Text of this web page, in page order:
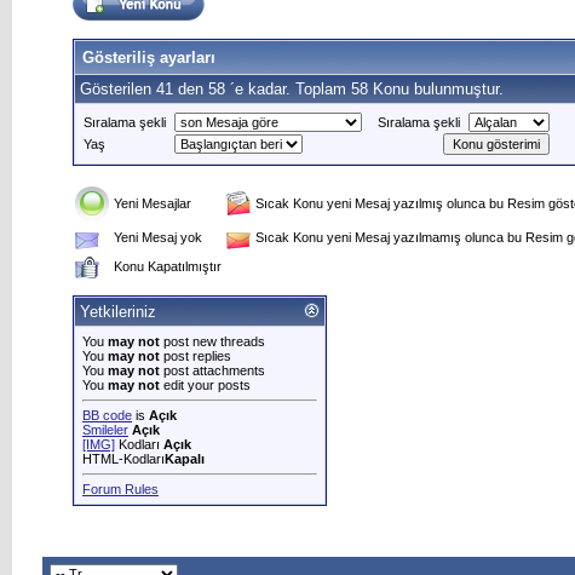
Gösteriliş ayarları
Gösterilen 41 den 58 ´e kadar. Toplam 58 Konu bulunmuştur.
Sıralama şekli
Sıralama şekli
Yaş
Yeni Mesajlar Sıcak Konu yeni Mesaj yazılmış olunca bu Resim
Yeni Mesaj yok
Sıcak Konu yeni Mesaj yazılmamış olunca bu Resim
Konu Kapatılmıştır
Yetkileriniz
You may not post new threads
You may not post replies
You may not post attachments
You may not edit your posts
BB code is Açık
Smileler Açık
[IMG] Kodları Açık
HTML-KodlarıKapalı
Forum Rules